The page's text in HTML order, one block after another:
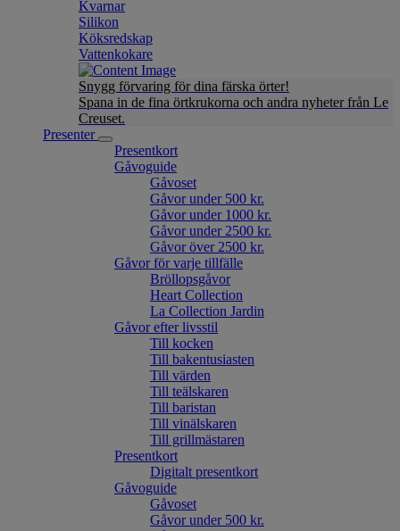
Kvarnar
Silikon
Köksredskap
Vattenkokare
Snygg förvaring för dina färska örter!
Spana in de fina örtkrukorna och andra nyheter från Le
Creuset.
Presenter
Presentkort
Gåvoguide
Gåvoset
Gåvor under 500 kr.
Gåvor under 1000 kr.
Gåvor under 2500 kr.
Gåvor över 2500 kr.
Gåvor för varje tillfälle
Bröllopsgåvor
Heart Collection
La Collection Jardin
Gåvor efter livsstil
Till kocken
Till bakentusiasten
Till värden
Till teälskaren
Till baristan
Till vinälskaren
Till grillmästaren
Presentkort
Digitalt presentkort
Gåvoguide
Gåvoset
Gåvor under 500 kr.